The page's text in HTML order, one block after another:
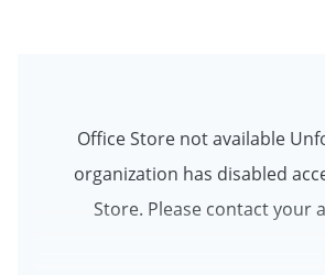
Office Store not available
organization has disabled
Store. Please contact